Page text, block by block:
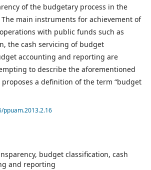
budget classification cash
and reporting
of the budgetary process in the
The main instruments for achievement of
with public funds such as
the cash servicing of budget
accounting and reporting are
to describe the aforementioned
a definition of the term “budget
ppuam.2013.2.16